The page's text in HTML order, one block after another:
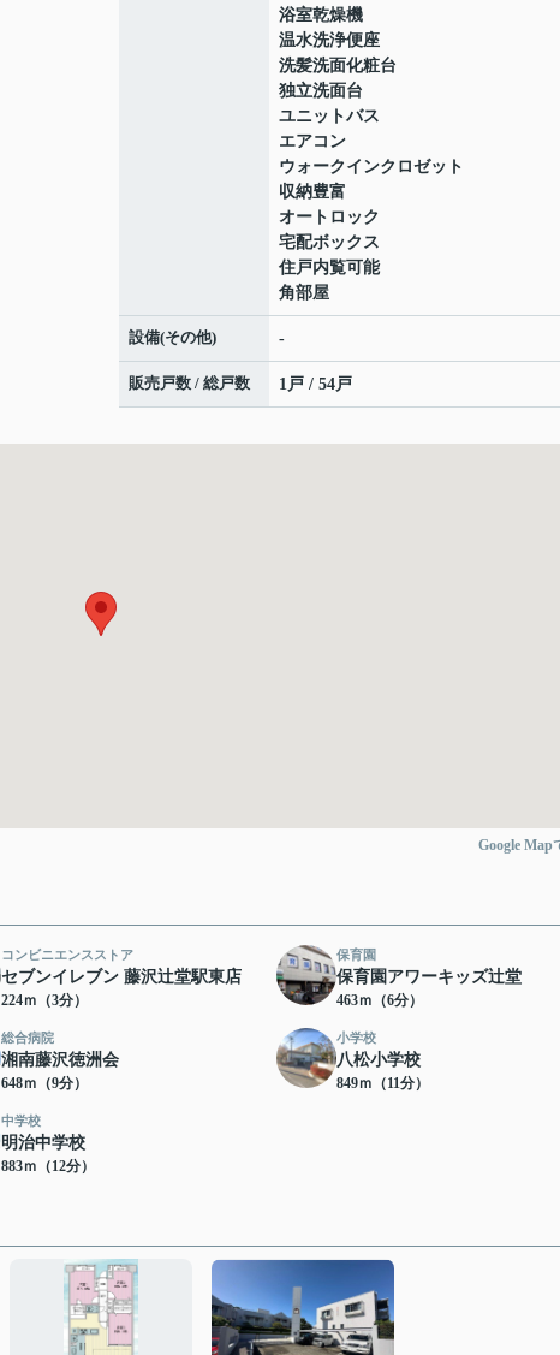
浴室乾燥機
温水洗浄便座
洗髪洗面化粧台
独立洗面台
ユニットバス
エアコン
ウォークインクロゼット
収納豊富
オートロック
宅配ボックス
住戸内覧可能
角部屋
設備(その他) -
販売戸数 / 総戸数 1戸 / 54戸
Google Map
コンビニエンスストア
セブンイレブン 藤沢辻堂駅東店
224ｍ（3分）
保育園
保育園アワーキッズ辻堂
463ｍ（6分）
総合病院
湘南藤沢徳洲会
648ｍ（9分）
小学校
八松小学校
849ｍ（11分）
中学校
明治中学校
883ｍ（12分）